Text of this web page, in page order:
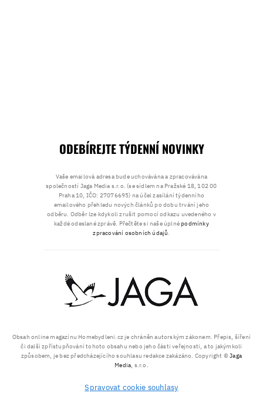
Obsah online magazínu Homebydleni.cz je chráněn autorským zákonem. Přepis, šíření
či další zpřístupňování tohoto obsahu nebo jeho části veřejnosti, a to jakýmkoli
způsobem, je bez předcházejícího souhlasu redakce zakázáno. Copyright ©Jaga
Media, s.r.o.
Spravovat cookie souhlasy
ODEBÍREJTE TÝDENNÍ NOVINKY
Vaše emailová adresa bude uchovávána a zpracovávána
společností Jaga Media s.r.o. (se sídlem na Pražské 18, 102 00
Praha 10, IČO: 27076695) na účel zasílání týdenního
emailového přehledu nových článků po dobu trvání jeho
odběru. Odběr lze kdykoli zrušit pomocí odkazu uvedeného v
každé odeslané zprávě. Přečtěte si naše úplnépodmínky
zpracování osobních údajů.